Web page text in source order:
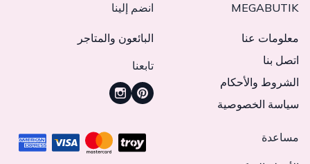
MEGABUTIK
معلومات عنا
اتصل بنا
الشروط والأحكام
سياسة الخصوصية
انضم إلينا
البائعون والمتاجر
تابعنا
مساعدة